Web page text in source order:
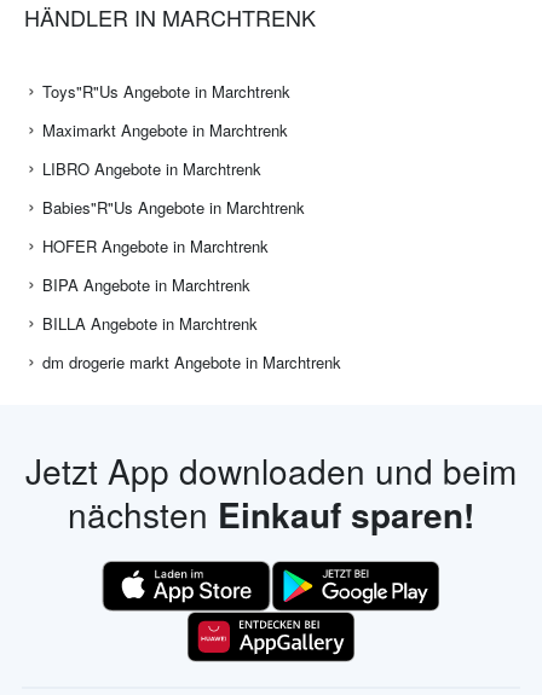
HÄNDLER IN MARCHTRENK
Toys"R"Us Angebote in Marchtrenk
Maximarkt Angebote in Marchtrenk
LIBRO Angebote in Marchtrenk
Babies"R"Us Angebote in Marchtrenk
HOFER Angebote in Marchtrenk
BIPA Angebote in Marchtrenk
BILLA Angebote in Marchtrenk
dm drogerie markt Angebote in Marchtrenk
Jetzt App downloaden und beim
nächsten Einkauf sparen!